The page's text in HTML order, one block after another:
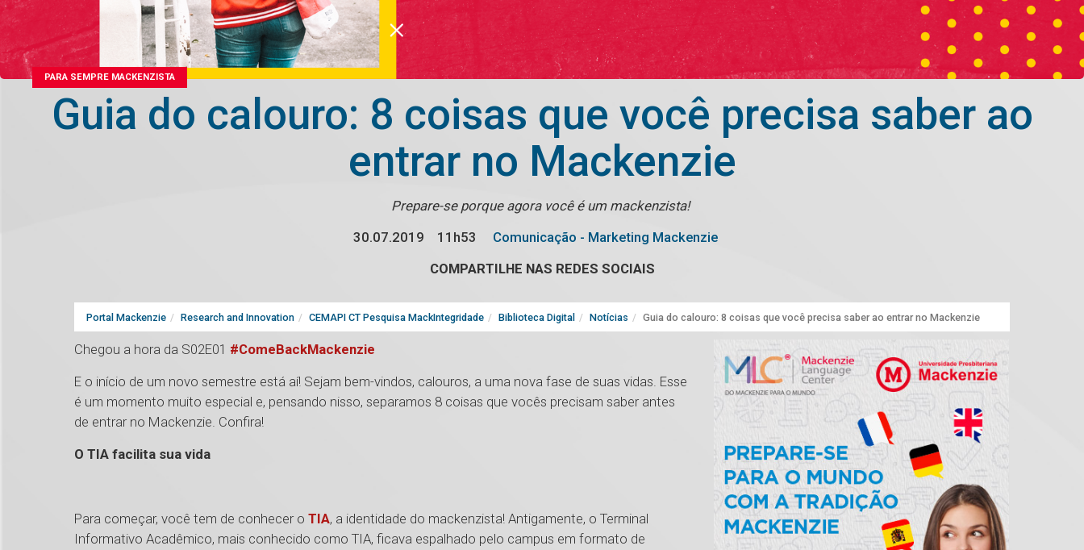
PARA SEMPRE MACKENZISTA
Guia do calouro: 8 coisas que você precisa saber ao
entrar no Mackenzie
Prepare-se porque agora você é um mackenzista!
30.07.2019
11h53
Comunicação - Marketing Mackenzie
COMPARTILHE NAS REDES SOCIAIS
Portal Mackenzie Research and Innovation CEMAPI CT Pesquisa MackIntegridade Biblioteca Digital Notícias Guia do calouro: 8 coisas que você precisa saber ao entrar no Mackenzie
Chegou a hora da S02E01 #ComeBackMackenzie
E o início de um novo semestre está aí! Sejam bem-vindos, calouros, a uma nova fase de suas vidas. Esse
é um momento muito especial e, pensando nisso, separamos 8 coisas que vocês precisam saber antes
de entrar no Mackenzie. Confira!
O TIA facilita sua vida
Para começar, você tem de conhecer o TIA, a identidade do mackenzista! Antigamente, o Terminal
Informativo Acadêmico, mais conhecido como TIA, ficava espalhado pelo campus em formato de